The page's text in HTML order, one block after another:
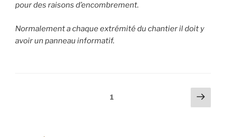
pour des raisons d’encombrement.
Normalement a chaque extrémité du chantier il doit y
avoir un panneau informatif.
Page1
Page